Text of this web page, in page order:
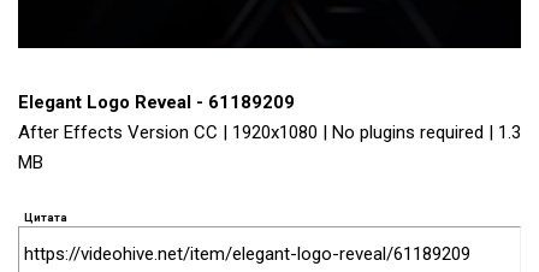
Elegant Logo Reveal - 61189209
After Effects Version CC | 1920x1080 | No plugins required | 1.3
MB
Цитата
https://videohive.net/item/elegant-logo-reveal/61189209